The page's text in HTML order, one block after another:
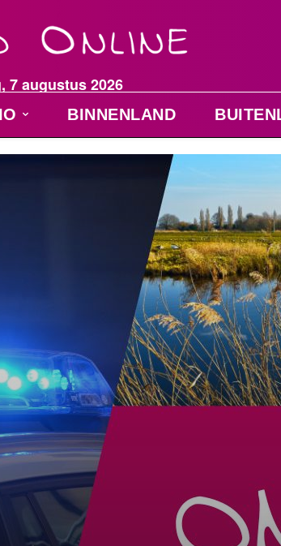
7 augustus 2026
BINNENLAND